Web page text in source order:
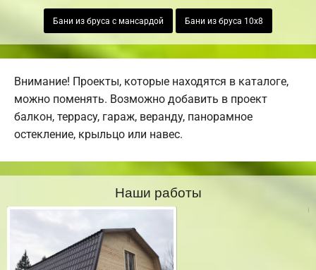
Бани из бруса с мансардой Бани из бруса 10х8
Внимание! Проекты, которые находятся в каталоге,
можно поменять. Возможно добавить в проект
балкон, террасу, гараж, веранду, панорамное
остекление, крыльцо или навес.
Наши работы